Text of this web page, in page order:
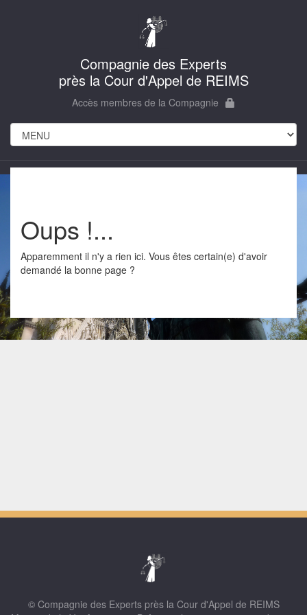
Compagnie des Experts
près la Cour d'Appel de REIMS
Accès membres de la Compagnie
Oups !...
Apparemment il n'y a rien ici. Vous êtes certain(e) d'avoir
demandé la bonne page ?
© Compagnie des Experts près la Cour d'Appel de REIMS